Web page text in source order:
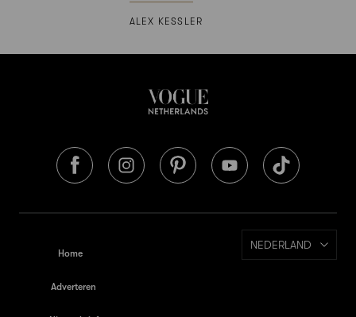
ALEX KESSLER
Home
Adverteren
NEDERLAND